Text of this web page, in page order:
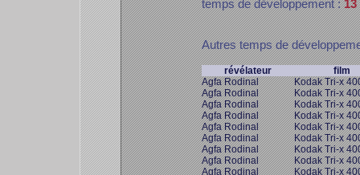
temps de développement :13
Autres temps de
révélateur
film
Agfa Rodinal
Kodak Tri-x
Agfa Rodinal
Kodak Tri-x
Agfa Rodinal
Kodak Tri-x
Agfa Rodinal
Kodak Tri-x
Agfa Rodinal
Kodak Tri-x
Agfa Rodinal
Kodak Tri-x
Agfa Rodinal
Kodak Tri-x
Agfa Rodinal
Kodak Tri-x
Agfa Rodinal
Kodak Tri-x